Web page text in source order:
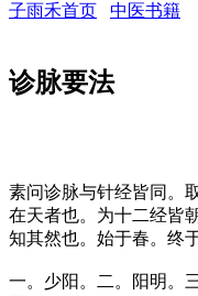
子雨禾首页 中医书籍
诊脉要法
素问诊脉与针经皆同。
在天者也。为十二经皆
知其然也。始于春。终
一。少阳。二。阳明。